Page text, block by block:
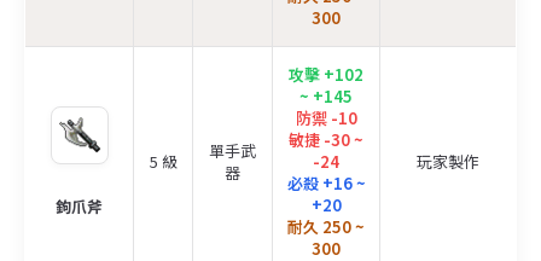
300
鉤爪斧
5 級
單手武
器
攻擊 +102
~ +145
防禦 -10
敏捷 -30 ~
-24
必殺 +16 ~
+20
耐久 250 ~
300
玩家製作